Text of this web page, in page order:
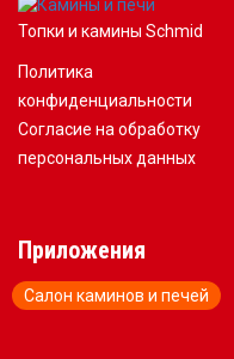
Топки и камины Schmid
Политика
конфиденциальности
Согласие на обработку
персональных данных
Приложения
Салон каминов и печей